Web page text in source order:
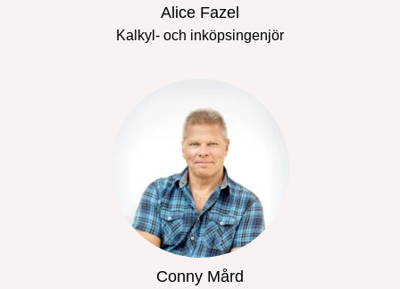
Alice Fazel
Kalkyl- och inköpsingenjör
Conny Mård